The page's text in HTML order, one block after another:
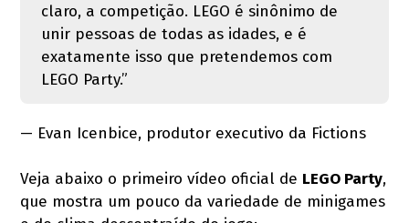
claro, a competição. LEGO é sinônimo de
unir pessoas de todas as idades, e é
exatamente isso que pretendemos com
LEGO Party.”
— Evan Icenbice, produtor executivo da Fictions
Veja abaixo o primeiro vídeo oficial de LEGO Party,
que mostra um pouco da variedade de minigames